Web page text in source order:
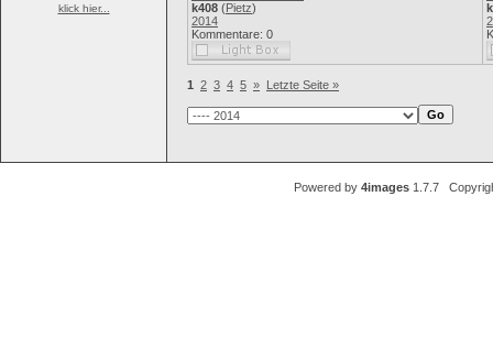
klick hier... k408 (Pietz)
2014
Kommentare: 0
1 2 3 4 5 » Letzte Seite »
Powered by 4images1.7.7